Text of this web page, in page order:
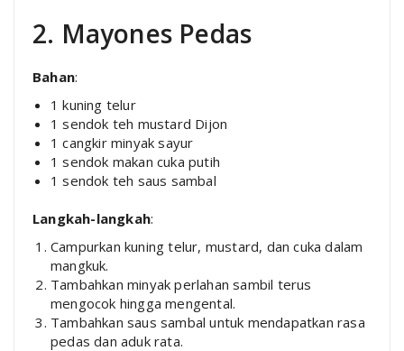
2. Mayones Pedas
Bahan:
1 kuning telur
1 sendok teh mustard Dijon
1 cangkir minyak sayur
1 sendok makan cuka putih
1 sendok teh saus sambal
Langkah-langkah:
Campurkan kuning telur, mustard, dan cuka dalam
mangkuk.
Tambahkan minyak perlahan sambil terus
mengocok hingga mengental.
Tambahkan saus sambal untuk mendapatkan rasa
pedas dan aduk rata.